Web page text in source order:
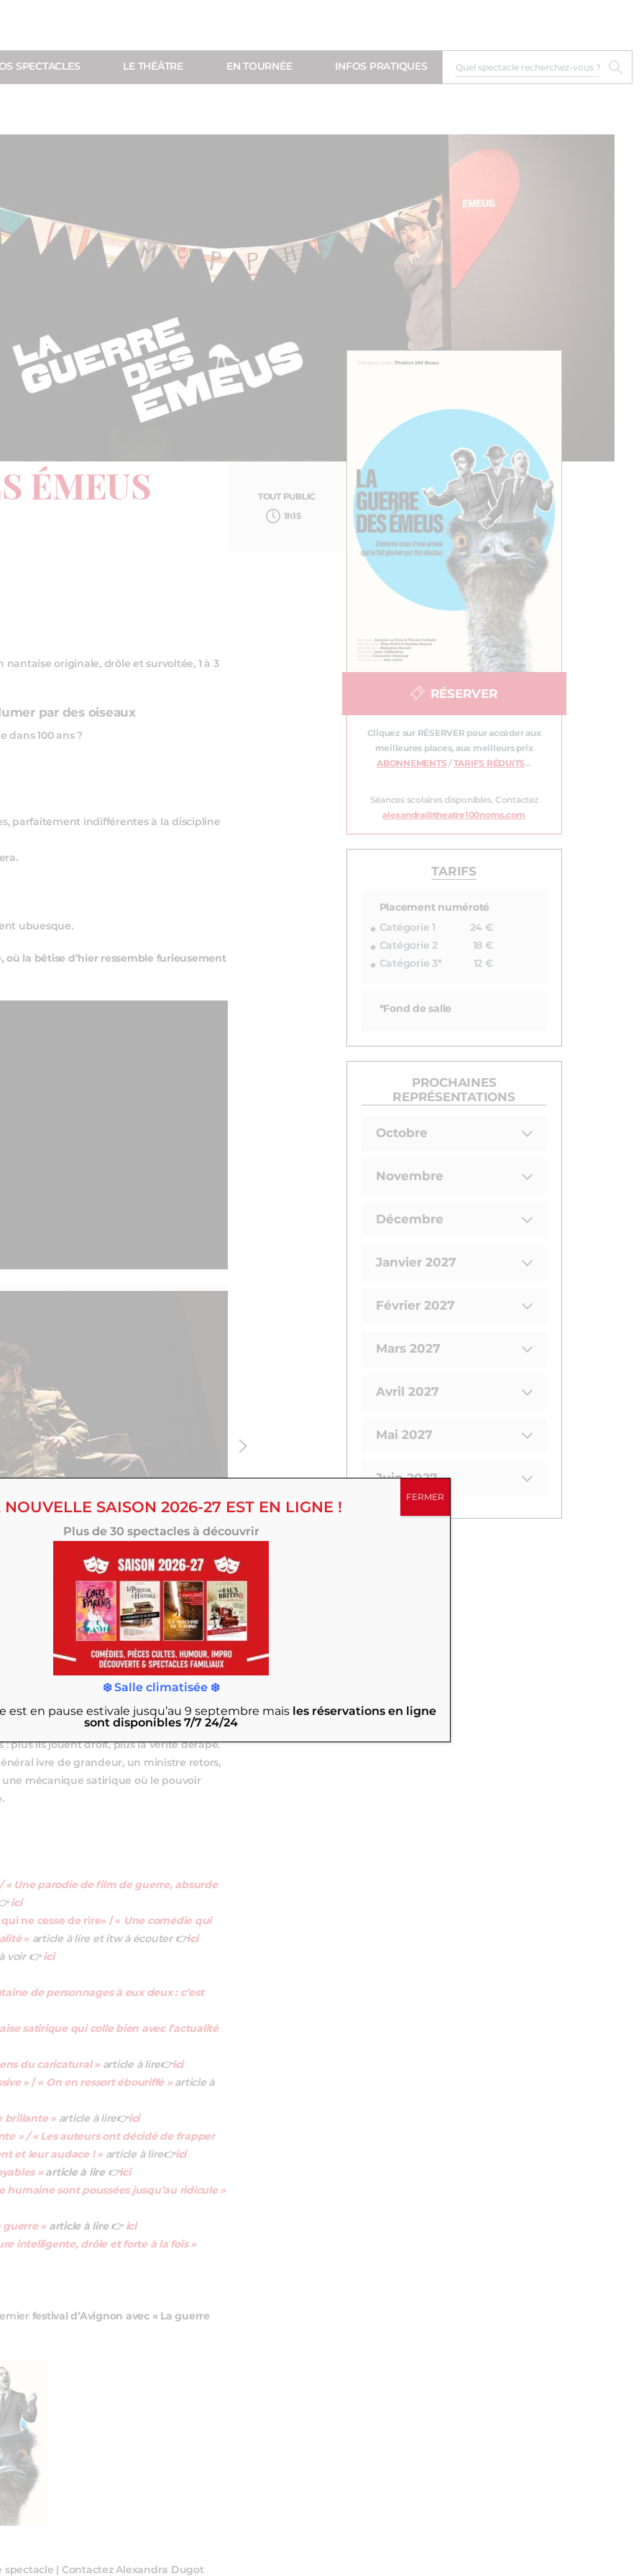
SPECTACLES LE THÉÂTRE EN TOURNÉE INFOS PRATIQUES
ÉMEUS
originale, drôle et survoltée, 1 à 3
par des oiseaux
dans 100 ans ?
parfaitement indifférentes à la discipline
ubuesque.
la bêtise d’hier ressemble furieusement
absurdité à bras‑le‑corps, en la traitant
plus ils jouent droit, plus la vérité dérape.
ivre de grandeur, un ministre retors,
mécanique satirique où le pouvoir
« Une parodie de film de guerre, absurde
ici
ne cesse de rire» / « Une comédie qui
» article à lire et itw à écouter 👉ici
voir 👉 ici
de personnages à eux deux : c’est
satirique qui colle bien avec l’actualité
du caricatural » article à lire👉ici
» / « On en ressort ébouriffé » article à
brillante » article à lire👉ici
» / « Les auteurs ont décidé de frapper
et leur audace ! » article à lire👉ici
» article à lire 👉ici
humaine sont poussées jusqu’au ridicule »
guerre » article à lire 👉 ici
intelligente, drôle et forte à la fois »
festival d’Avignon avec « La guerre
spectacle | Contactez Alexandra Dugot
TOUT PUBLIC
1h15
RÉSERVER
Cliquez sur RÉSERVER pour accéder aux
meilleures places, aux meilleurs prix
ABONNEMENTS / TARIFS RÉDUITS…
Séances scolaires disponibles. Contactez
alexandra@theatre100noms.com
TARIFS
Placement numéroté
Catégorie 1
24 €
Catégorie 2
18 €
Catégorie 3*
12 €
*Fond de salle
PROCHAINES
REPRÉSENTATIONS
Octobre
Novembre
Décembre
Janvier 2027
Février 2027
Mars 2027
Avril 2027
Mai 2027
Juin 2027
NOUVELLE SAISON 2026-27 EST EN LIGNE !
Plus de 30 spectacles à découvrir
❄️ Salle climatisée ❄️
est en pause estivale jusqu’au 9 septembre maisles réservations en ligne
sont disponibles 7/7 24/24
FERMER